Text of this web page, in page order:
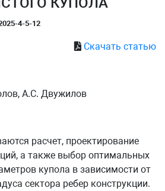
4-5-12
Скачать статью
А.С. Двужилов
расчет, проектирование
а также выбор оптимальных
купола в зависимости от
сектора ребер конструкции.